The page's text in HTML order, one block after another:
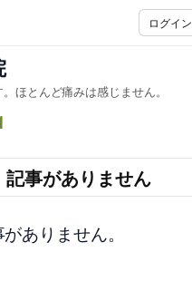
ログイン
ほとんど痛みは感じません。
記事がありません
ありません。